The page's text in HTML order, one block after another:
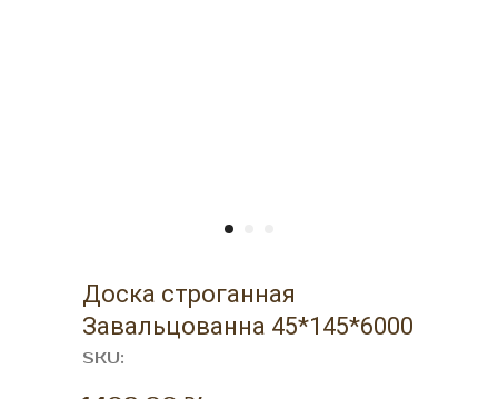
Доска строганная
Завальцованна 45*145*6000
SKU: